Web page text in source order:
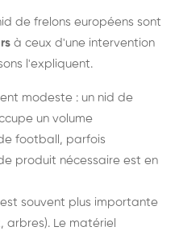
de frelons européens sont
à ceux d'une intervention
l'expliquent.
modeste : un nid de
un volume
football, parfois
produit nécessaire est en
est souvent plus importante
arbres). Le matériel